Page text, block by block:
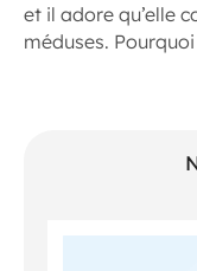
et il adore qu’elle
méduses.